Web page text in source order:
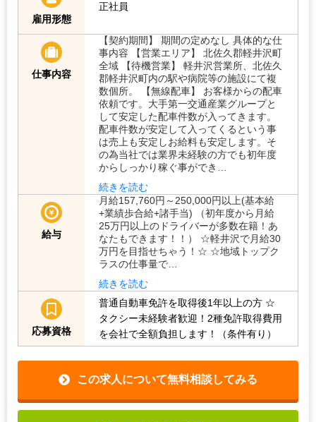
雇用形態
正社員
仕事内容
【契約期間】 期間の定めなし 具体的な仕
事内容 【営業エリア】 北佐久郡軽井沢町
全域 【待機営業】 軽井沢営業所、北佐久
郡軽井沢町内の駅や病院等の施設にて複
数個所。 【無線配車】 お客様からの配車
依頼です。大手第一交通産業グループと
して安定した配車件数が入ってきます。
配車件数が安定して入ってくるという事
は売上も安定しお給料も安定します。そ
の為当社では業界未経験の方でも初年度
からしっかり稼ぐ事ができ…
続きを読む
給与
月給157,760円～250,000円以上(基本給
+業績歩合給+諸手当) （初年度から月給
25万円以上のドライバーが多数在籍！あ
なたもできます！！） ☆軽井沢で月給30
万円を目指せちゃう！☆ ☆地域トップク
ラスの仕事量で…
続きを読む
応募資格
普通自動車免許を取得後1年以上の方 ☆
タクシー未経験者歓迎！2種免許取得費用
を会社で全額負担します！（条件有り）
この求人について無料相談してみる